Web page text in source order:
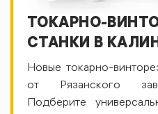
ТОКАРНО-
СТАНКИ В
Новые токарно-
от Рязанского
Подберите